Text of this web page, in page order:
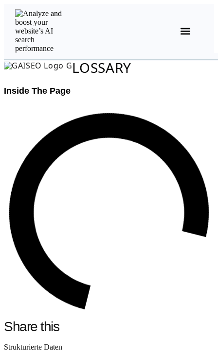
LOSSARY
Inside The Page
Share this
Strukturierte Daten